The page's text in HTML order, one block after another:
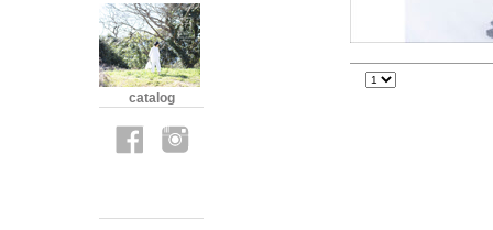
catalog